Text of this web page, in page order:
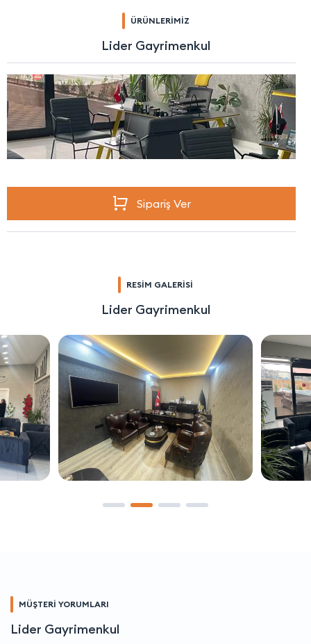
ÜRÜNLERİMİZ
Lider Gayrimenkul
Sipariş Ver
RESİM GALERİSİ
Lider Gayrimenkul
MÜŞTERİ YORUMLARI
Lider Gayrimenkul